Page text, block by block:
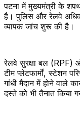
पटना में मुख्यमंत्री के
है। पुलिस और रेलवे
व्यापक जांच शुरू की है।
रेलवे सुरक्षा बल (RPF)
टीम प्लेटफार्मों, स्टेशन
गांधी मैदान में होने वाले
दस्ते को भी तैनात किया